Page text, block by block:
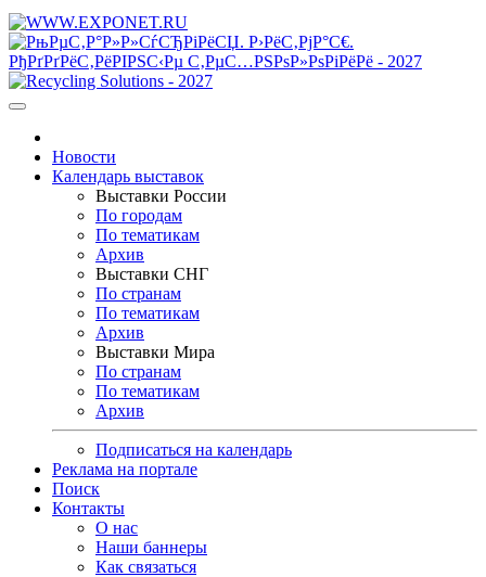
Новости
Календарь выставок
Выставки России
По городам
По тематикам
Архив
Выставки СНГ
По странам
По тематикам
Архив
Выставки Мира
По странам
По тематикам
Архив
Подписаться на календарь
Реклама на портале
Поиск
Контакты
О нас
Наши баннеры
Как связаться